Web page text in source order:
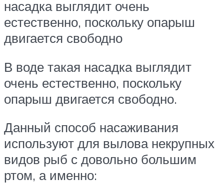
насадка выглядит очень
естественно, поскольку опарыш
двигается свободно
В воде такая насадка выглядит
очень естественно, поскольку
опарыш двигается свободно.
Данный способ насаживания
используют для вылова некрупных
видов рыб с довольно большим
ртом, а именно: